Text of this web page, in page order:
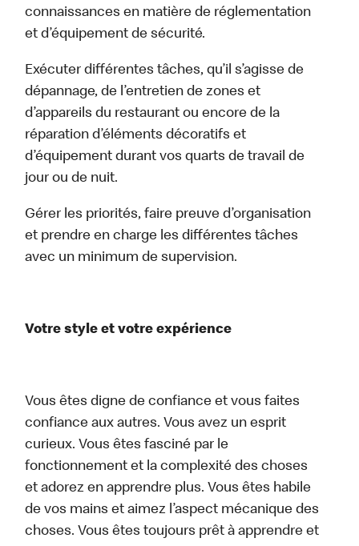
connaissances en matière de réglementation
et d’équipement de sécurité.
Exécuter différentes tâches, qu’il s’agisse de
dépannage, de l’entretien de zones et
d’appareils du restaurant ou encore de la
réparation d’éléments décoratifs et
d’équipement durant vos quarts de travail de
jour ou de nuit.
Gérer les priorités, faire preuve d’organisation
et prendre en charge les différentes tâches
avec un minimum de supervision.
Votre style et votre expérience
Vous êtes digne de confiance et vous faites
confiance aux autres. Vous avez un esprit
curieux. Vous êtes fasciné par le
fonctionnement et la complexité des choses
et adorez en apprendre plus. Vous êtes habile
de vos mains et aimez l’aspect mécanique des
choses. Vous êtes toujours prêt à apprendre et